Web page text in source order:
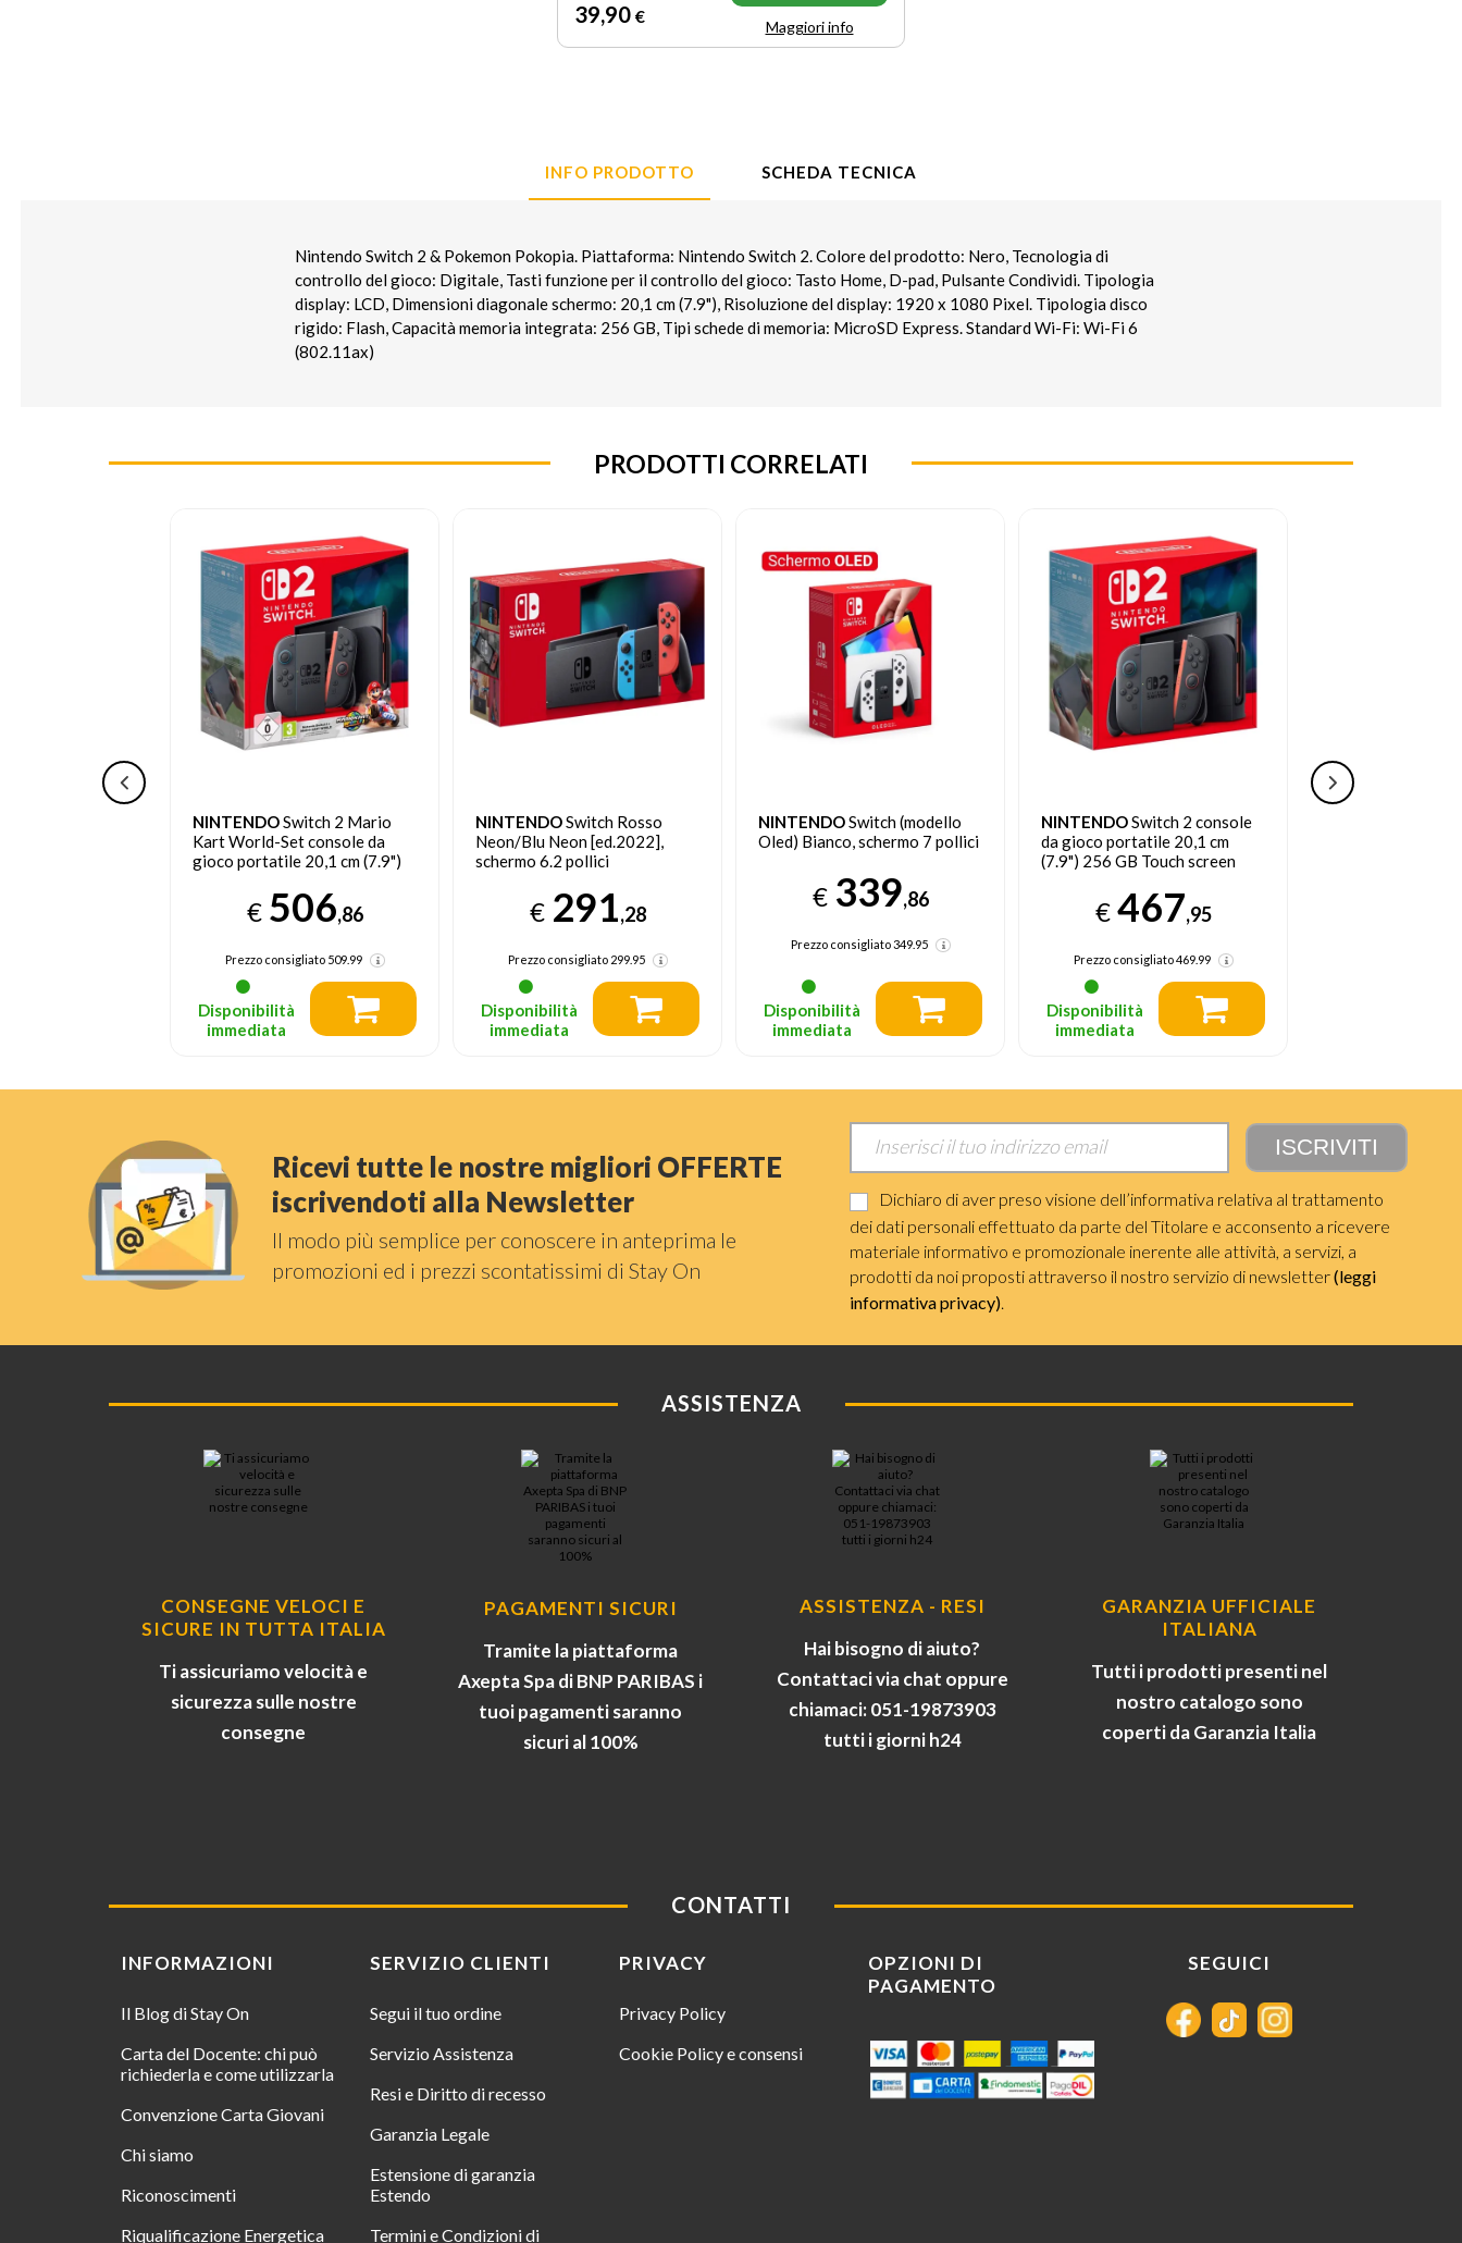
39,90 € Maggiori info
INFO PRODOTTO SCHEDA TECNICA
Nintendo Switch 2 & Pokemon Pokopia. Piattaforma: Nintendo Switch 2. Colore del prodotto: Nero, Tecnologia di
controllo del gioco: Digitale, Tasti funzione per il controllo del gioco: Tasto Home, D-pad, Pulsante Condividi. Tipologia
display: LCD, Dimensioni diagonale schermo: 20,1 cm (7.9"), Risoluzione del display: 1920 x 1080 Pixel. Tipologia disco
rigido: Flash, Capacità memoria integrata: 256 GB, Tipi schede di memoria: MicroSD Express. Standard Wi-Fi: Wi-Fi 6
(802.11ax)
PRODOTTI CORRELATI
NINTENDOSwitch 2 Mario
Kart World-Set console da
gioco portatile 20,1 cm (7.9")
€ 506,86
Prezzo consigliato509.99
Disponibilità
immediata
NINTENDOSwitch Rosso
Neon/Blu Neon [ed.2022],
schermo 6.2 pollici
€ 291,28
Prezzo consigliato299.95
Disponibilità
immediata
NINTENDOSwitch (modello
Oled) Bianco, schermo 7 pollici
€ 339,86
Prezzo consigliato349.95
Disponibilità
immediata
NINTENDOSwitch 2 console
da gioco portatile 20,1 cm
(7.9") 256 GB Touch screen
€ 467,95
Prezzo consigliato469.99
Disponibilità
immediata
Ricevi tutte le nostre migliori OFFERTE
iscrivendoti alla Newsletter
Il modo più semplice per conoscere in anteprima le
promozioni ed i prezzi scontatissimi di Stay On
Dichiaro di aver preso visione dell’informativa relativa al trattamento
dei dati personali effettuato da parte del Titolare e acconsento a ricevere
materiale informativo e promozionale inerente alle attività, a servizi, a
prodotti da noi proposti attraverso il nostro servizio di newsletter(leggi
informativa privacy).
ASSISTENZA
CONSEGNE VELOCI E
SICURE IN TUTTA ITALIA
Ti assicuriamo velocità e
sicurezza sulle nostre
consegne
PAGAMENTI SICURI
Tramite la piattaforma
Axepta Spa di BNP PARIBAS i
tuoi pagamenti saranno
sicuri al 100%
ASSISTENZA - RESI
Hai bisogno di aiuto?
Contattaci via chat oppure
chiamaci: 051-19873903
tutti i giorni h24
GARANZIA UFFICIALE
ITALIANA
Tutti i prodotti presenti nel
nostro catalogo sono
coperti da Garanzia Italia
CONTATTI
INFORMAZIONI
Il Blog di Stay On
Carta del Docente: chi può
richiederla e come utilizzarla
Convenzione Carta Giovani
Chi siamo
Riconoscimenti
Riqualificazione Energetica
SERVIZIO CLIENTI
Segui il tuo ordine
Servizio Assistenza
Resi e Diritto di recesso
Garanzia Legale
Estensione di garanzia
Estendo
Termini e Condizioni di
PRIVACY
Privacy Policy
Cookie Policy e consensi
OPZIONI DI
PAGAMENTO
SEGUICI